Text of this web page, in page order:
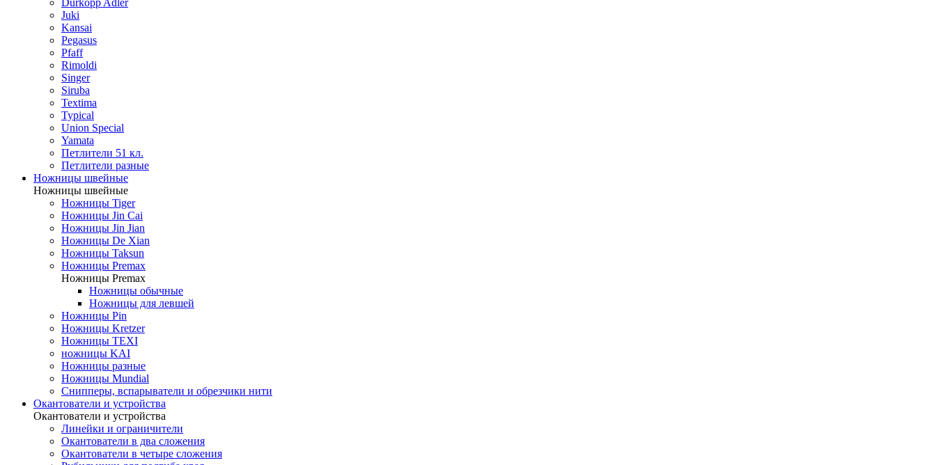
Durkopp Adler
Juki
Kansai
Pegasus
Pfaff
Rimoldi
Singer
Siruba
Textima
Typical
Union Special
Yamata
Петлители 51 кл.
Петлители разные
Ножницы швейные
Ножницы швейные
Ножницы Tiger
Ножницы Jin Cai
Ножницы Jin Jian
Ножницы De Xian
Ножницы Taksun
Ножницы Premax
Ножницы Premax
Ножницы обычные
Ножницы для левшей
Ножницы Pin
Ножницы Kretzer
Ножницы TEXI
ножницы KAI
Ножницы разные
Ножницы Mundial
Снипперы, вспарыватели и обрезчики нити
Окантователи и устройства
Окантователи и устройства
Линейки и ограничители
Окантователи в два сложения
Окантователи в четыре сложения